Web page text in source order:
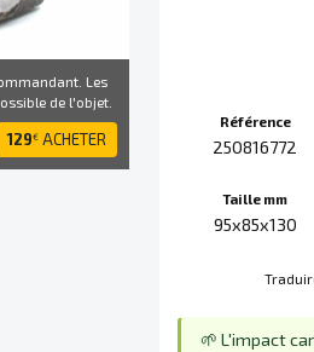
Les
de l'objet.
129€ ACHETER
Référence
250816772
Taille mm
95x85x130
🌱 L'impact